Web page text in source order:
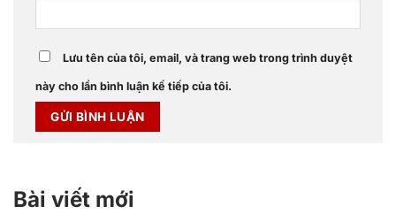
Lưu tên của tôi, email, và trang web trong trình duyệt
này cho lần bình luận kế tiếp của tôi.
Bài viết mới